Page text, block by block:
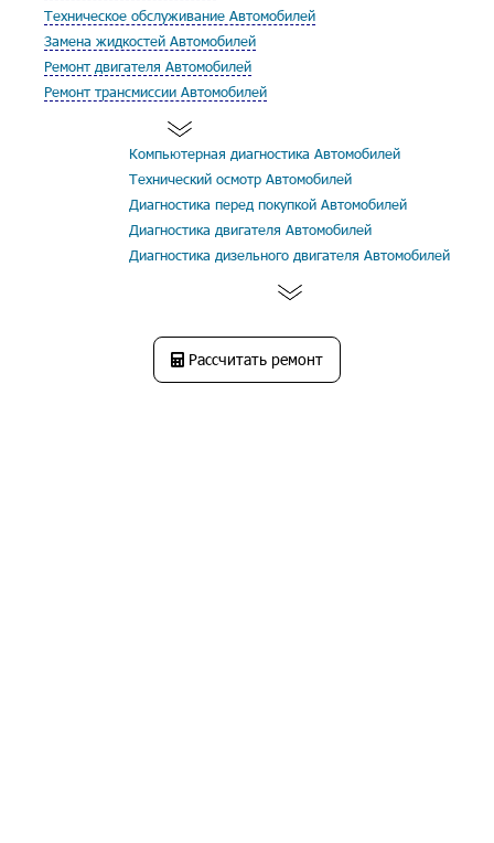
Техническое обслуживание Автомобилей
Замена жидкостей Автомобилей
Ремонт двигателя Автомобилей
Ремонт трансмиссии Автомобилей
Компьютерная диагностика Автомобилей
Технический осмотр Автомобилей
Диагностика перед покупкой Автомобилей
Диагностика двигателя Автомобилей
Диагностика дизельного двигателя Автомобилей
Рассчитать ремонт